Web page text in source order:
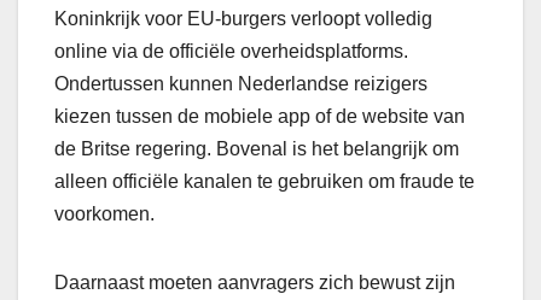
Koninkrijk voor EU-burgers verloopt volledig
online via de officiële overheidsplatforms.
Ondertussen kunnen Nederlandse reizigers
kiezen tussen de mobiele app of de website van
de Britse regering. Bovenal is het belangrijk om
alleen officiële kanalen te gebruiken om fraude te
voorkomen.
Daarnaast moeten aanvragers zich bewust zijn